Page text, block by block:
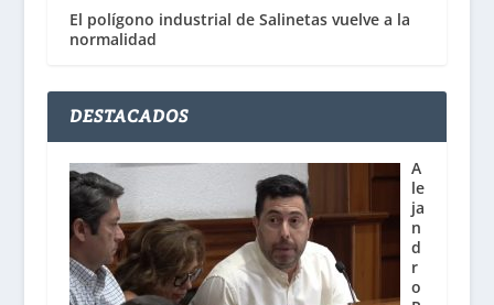
El polígono industrial de Salinetas vuelve a la
normalidad
DESTACADOS
A
le
ja
n
d
r
o